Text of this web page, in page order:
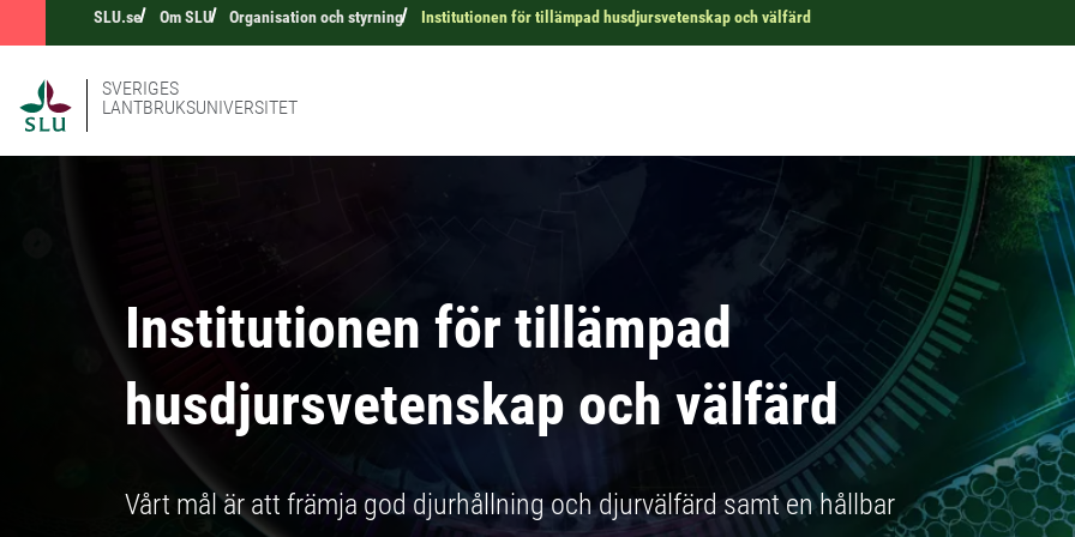
SLU.se Om SLU Organisation och styrning Institutionen för tillämpad husdjursvetenskap och välfärd
SVERIGES
LANTBRUKSUNIVERSITET
Institutionen för tillämpad
husdjursvetenskap och välfärd
Vårt mål är att främja god djurhållning och djurvälfärd samt en hållbar